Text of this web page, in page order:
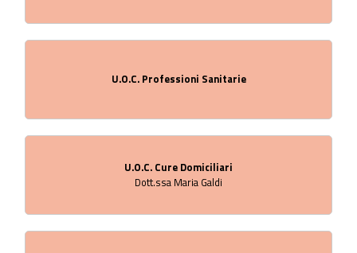
U.O.C. Professioni Sanitarie
U.O.C. Cure Domiciliari
Dott.ssa Maria Galdi